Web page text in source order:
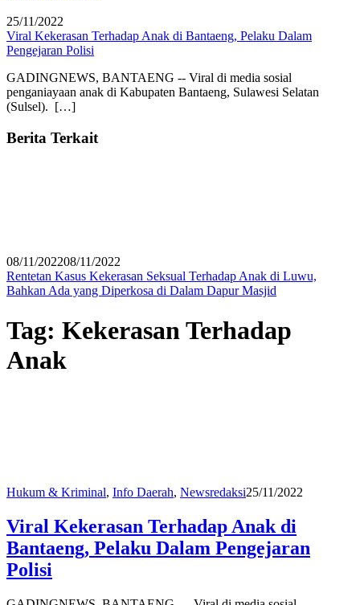
25/11/2022
Viral Kekerasan Terhadap Anak di Bantaeng, Pelaku Dalam
Pengejaran Polisi
GADINGNEWS, BANTAENG -- Viral di media sosial
penganiayaan anak di Kabupaten Bantaeng, Sulawesi Selatan
(Sulsel). […]
Berita Terkait
08/11/202208/11/2022
Rentetan Kasus Kekerasan Seksual Terhadap Anak di Luwu,
Bahkan Ada yang Diperkosa di Dalam Dapur Masjid
Tag: Kekerasan Terhadap
Anak
Hukum & Kriminal, Info Daerah, Newsredaksi25/11/2022
Viral Kekerasan Terhadap Anak di
Bantaeng, Pelaku Dalam Pengejaran
Polisi